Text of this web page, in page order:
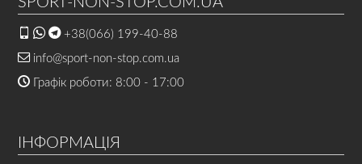
+38(066) 199-40-88
info@sport-non-stop.com.ua
Графік роботи: 8:00 - 17:00
ІНФОРМАЦІЯ